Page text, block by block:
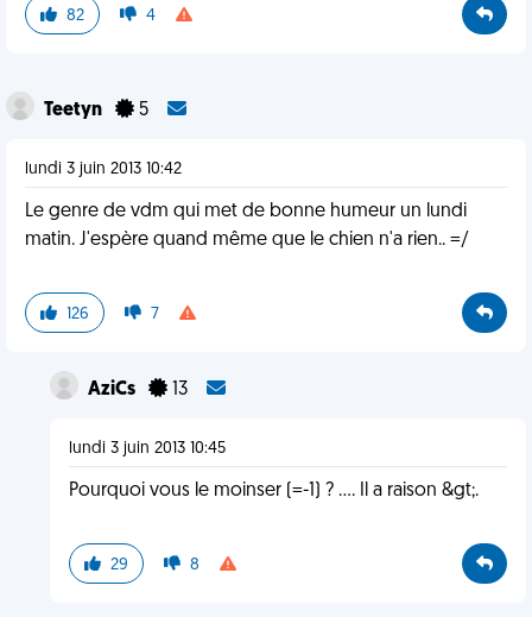
82 4
Teetyn 5
lundi 3 juin 2013 10:42
Le genre de vdm qui met de bonne humeur un lundi
matin. J'espère quand même que le chien n'a rien.. =/
126 7
AziCs 13
lundi 3 juin 2013 10:45
Pourquoi vous le moinser (=-1) ? .... Il a raison &gt;.
29 8